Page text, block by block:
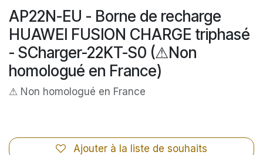
AP22N-EU - Borne de recharge
HUAWEI FUSION CHARGE triphasé
- SCharger-22KT-S0 (⚠Non
homologué en France)
⚠ Non homologué en France
Ajouter à la liste de souhaits